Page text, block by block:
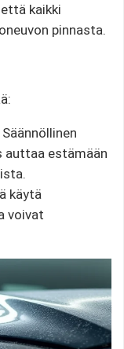
kaikki
pinnasta.
Säännöllinen
auttaa estämään
käytä
voivat